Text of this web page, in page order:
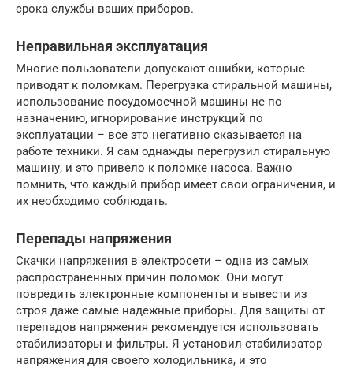
срока службы ваших приборов.
Неправильная эксплуатация
Многие пользователи допускают ошибки, которые
приводят к поломкам. Перегрузка стиральной машины,
использование посудомоечной машины не по
назначению, игнорирование инструкций по
эксплуатации – все это негативно сказывается на
работе техники. Я сам однажды перегрузил стиральную
машину, и это привело к поломке насоса. Важно
помнить, что каждый прибор имеет свои ограничения, и
их необходимо соблюдать.
Перепады напряжения
Скачки напряжения в электросети – одна из самых
распространенных причин поломок. Они могут
повредить электронные компоненты и вывести из
строя даже самые надежные приборы. Для защиты от
перепадов напряжения рекомендуется использовать
стабилизаторы и фильтры. Я установил стабилизатор
напряжения для своего холодильника, и это